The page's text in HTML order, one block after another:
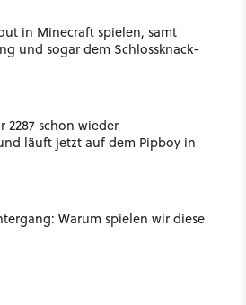
in Minecraft spielen, samt
und sogar dem Schlossknack-
2287 schon wieder
läuft jetzt auf dem Pipboy in
Warum spielen wir diese